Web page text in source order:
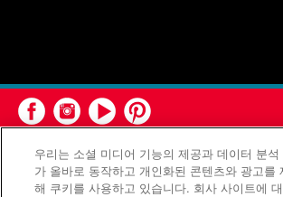
우리는 소셜 미디어 기능의 제공과 데이터 분
가 올바로 동작하고 개인화된 콘텐츠와 광고를
해 쿠키를 사용하고 있습니다. 회사 사이트에